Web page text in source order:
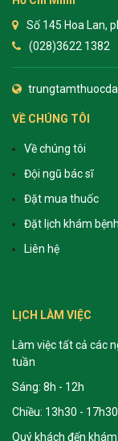
Số 145 Hoa Lan,
(028)3622 1382
VỀ CHÚNG TÔI
Về chúng tôi
Đội ngũ bác sĩ
Đặt mua thuốc
Đặt lịch khám bệnh
Liên hệ
LỊCH LÀM VIỆC
Làm việc tất cả các
tuần
Sáng: 8h - 12h
Chiều: 13h30 - 17h30
Quý khách đến